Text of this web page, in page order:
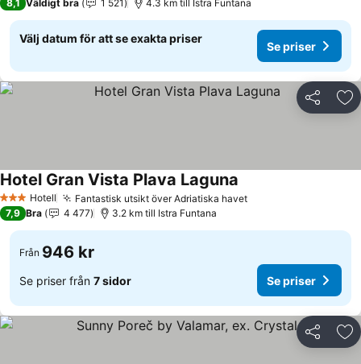
8,1 Väldigt bra 1 521 4.3 km till Istra Funtana
Välj datum för att se exakta priser
Se priser
Dela
3 StjärnorHotell Fantastisk utsikt över Adriatiska havetSe priser
Hotel Gran Vista Plava Laguna
7,9 Bra 4 477 3.2 km till Istra Funtana
Från 946 kr
Se priser från 7 sidor Se priser
Dela